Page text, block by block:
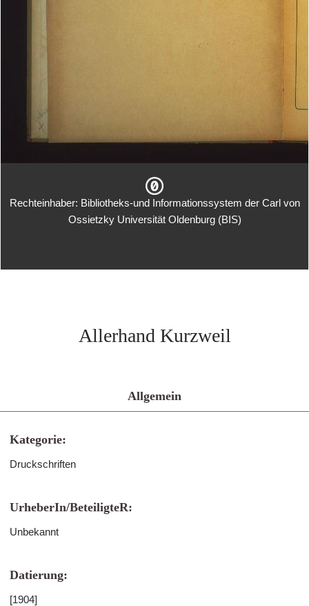
Rechteinhaber: Bibliotheks-und Informationssystem der Carl von
Ossietzky Universität Oldenburg (BIS)
Allerhand Kurzweil
Allgemein
Kategorie:
Druckschriften
UrheberIn/BeteiligteR:
Unbekannt
Datierung:
[1904]